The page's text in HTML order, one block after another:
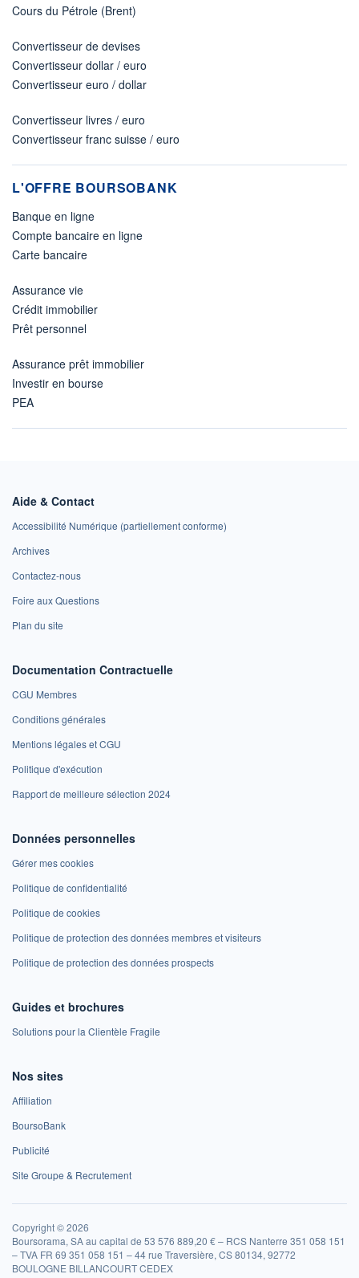
Cours du Pétrole (Brent)
Convertisseur de devises
Convertisseur dollar / euro
Convertisseur euro / dollar
Convertisseur livres / euro
Convertisseur franc suisse / euro
L'OFFRE BOURSOBANK
Banque en ligne
Compte bancaire en ligne
Carte bancaire
Assurance vie
Crédit immobilier
Prêt personnel
Assurance prêt immobilier
Investir en bourse
PEA
Aide & Contact
Accessibilité Numérique (partiellement conforme)
Archives
Contactez-nous
Foire aux Questions
Plan du site
Documentation Contractuelle
CGU Membres
Conditions générales
Mentions légales et CGU
Politique d'exécution
Rapport de meilleure sélection 2024
Données personnelles
Gérer mes cookies
Politique de confidentialité
Politique de cookies
Politique de protection des données membres et visiteurs
Politique de protection des données prospects
Guides et brochures
Solutions pour la Clientèle Fragile
Nos sites
Affiliation
BoursoBank
Publicité
Site Groupe & Recrutement
Copyright © 2026
Boursorama, SA au capital de 53 576 889,20 € – RCS Nanterre 351 058 151
– TVA FR 69 351 058 151 – 44 rue Traversière, CS 80134, 92772
BOULOGNE BILLANCOURT CEDEX